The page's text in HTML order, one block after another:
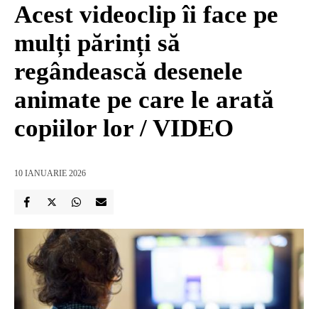
Acest videoclip îi face pe
mulți părinți să
regândească desenele
animate pe care le arată
copiilor lor / VIDEO
10 IANUARIE 2026